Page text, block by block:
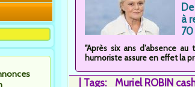
à
70
"Après six ans d’absence
humoriste assure en effet la
Tags: Muriel ROBIN